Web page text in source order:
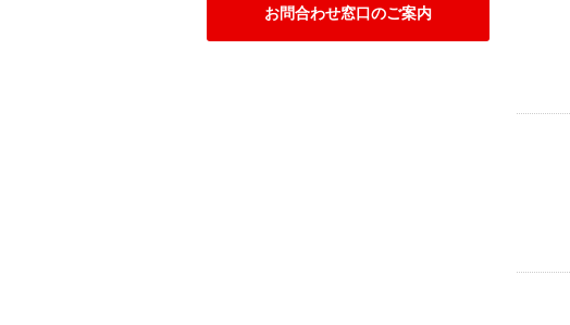
お問合わせ窓口のご案内